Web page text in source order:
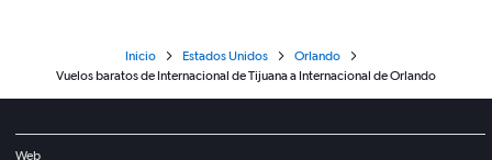
Inicio Estados Unidos
Orlando
Vuelos baratos de Internacional de Tijuana a Internacional de Orlando
Web